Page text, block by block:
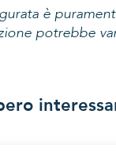
è
potrebbe